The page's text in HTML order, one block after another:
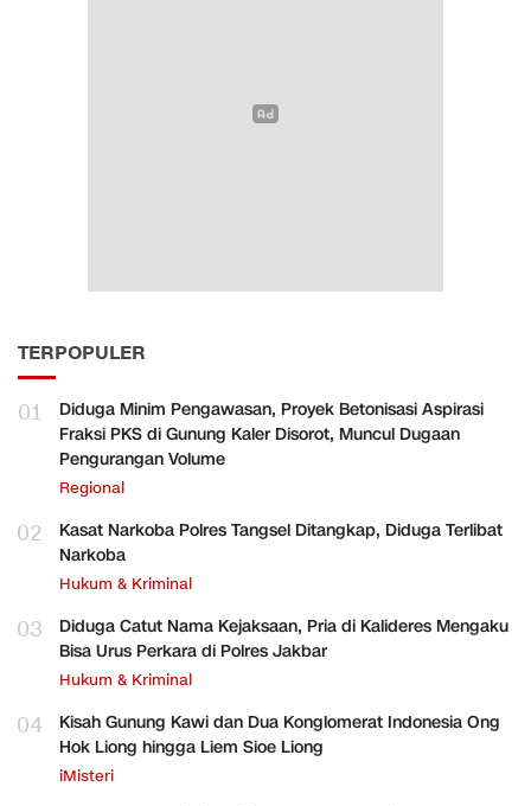
TERPOPULER
01
Diduga Minim Pengawasan, Proyek Betonisasi Aspirasi
Fraksi PKS di Gunung Kaler Disorot, Muncul Dugaan
Pengurangan Volume
Regional
02
Kasat Narkoba Polres Tangsel Ditangkap, Diduga Terlibat
Narkoba
Hukum & Kriminal
03
Diduga Catut Nama Kejaksaan, Pria di Kalideres Mengaku
Bisa Urus Perkara di Polres Jakbar
Hukum & Kriminal
04
Kisah Gunung Kawi dan Dua Konglomerat Indonesia Ong
Hok Liong hingga Liem Sioe Liong
iMisteri